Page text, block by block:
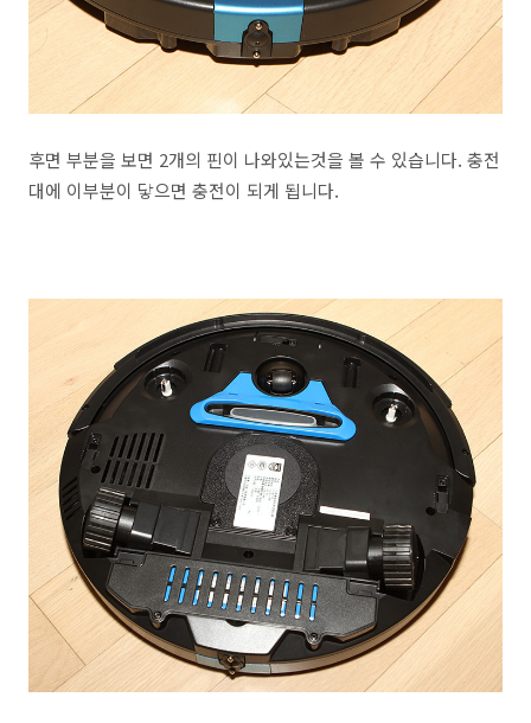
후면 부분을 보면 2개의 핀이 나와있는것을 볼 수 있습니다. 충전
대에 이부분이 닿으면 충전이 되게 됩니다.